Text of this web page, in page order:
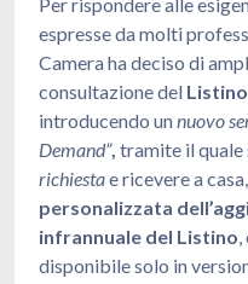
Per rispondere alle
espresse da molti
Camera ha deciso di
consultazione del
introducendo unnuovo
Demand”, tramite il quale
richiestae ricevere a
personalizzata
infrannuale del Listino
disponibile solo in